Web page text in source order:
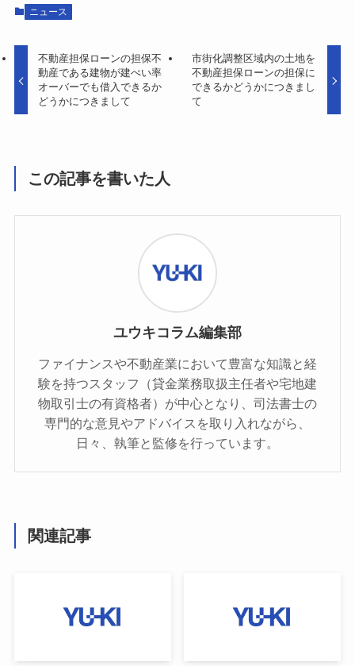
ニュース
不動産担保ローンの担保不
動産である建物が建ぺい率
オーバーでも借入できるか
どうかにつきまして
市街化調整区域内の土地を
不動産担保ローンの担保に
できるかどうかにつきまし
て
この記事を書いた人
ユウキコラム編集部
ファイナンスや不動産業において豊富な知識と経
験を持つスタッフ（貸金業務取扱主任者や宅地建
物取引士の有資格者）が中心となり、司法書士の
専門的な意見やアドバイスを取り入れながら、
日々、執筆と監修を行っています。
関連記事